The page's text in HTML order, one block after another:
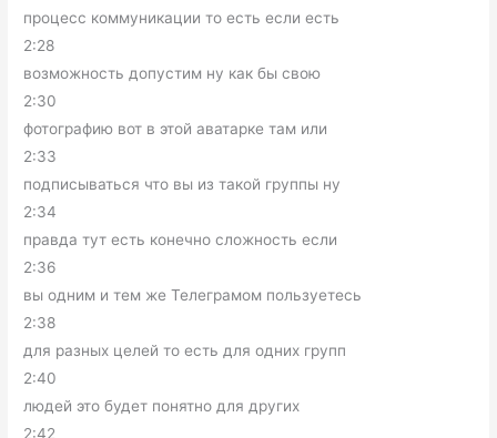
процесс коммуникации то есть если есть
2:28
возможность допустим ну как бы свою
2:30
фотографию вот в этой аватарке там или
2:33
подписываться что вы из такой группы ну
2:34
правда тут есть конечно сложность если
2:36
вы одним и тем же Телеграмом пользуетесь
2:38
для разных целей то есть для одних групп
2:40
людей это будет понятно для других
2:42